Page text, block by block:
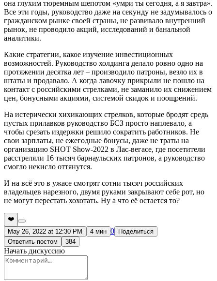
она глухим тюремным шепотом «умри ты сегодня, а я завтра».
Все эти годы, руководство даже на секунду не задумывалось о
гражданском рынке своей страны, не развивало внутренний
рынок, не проводило акций, исследований и банальной
аналитики.
Какие стратегии, какое изучение инвестиционных
возможностей. Руководство холдинга делало ровно одно на
протяжении десятка лет – производило патроны, везло их в
штаты и продавало. А когда лавочку прикрыли не пошло на
контакт с российскими стрелками, не заманило их снижением
цен, бонусными акциями, системой скидок и поощрений.
На истерически хихикающих стрелков, которые бродят средь
пустых прилавков руководство БСЗ просто наплевало, а
чтобы срезать издержки решило сократить работников. Не
свои зарплаты, не ежегодные бонусы, даже не траты на
организацию SHOT Show-2022 в Лас-вегасе, где посетители
расстреляли 16 тысяч барнаульских патронов, а руководство
смогло некисло оттянутся.
И на всё это в ужасе смотрят сотни тысяч российских
владельцев нарезного, двумя руками закрывают себе рот, но
не могут перестать хохотать. Ну а что её остается то?
❤️
May 26, 2022 at 12:30 PM
4 мин 0
Поделиться
Ответить постом
384
Начать дискуссию